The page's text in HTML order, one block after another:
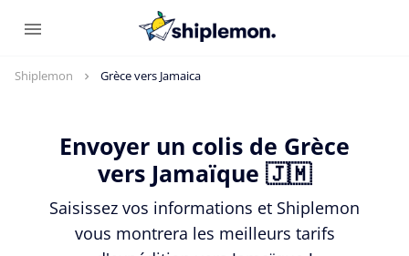
Shiplemon Grèce vers Jamaica
Envoyer un colis de Grèce
vers Jamaïque 🇯🇲
Saisissez vos informations et Shiplemon
vous montrera les meilleurs tarifs